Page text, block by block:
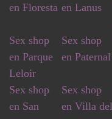
en Floresta en Lanus
Sex shop
en Parque
Leloir
Sex shop
en Paternal
Sex shop
en San
Sex shop
en Villa del